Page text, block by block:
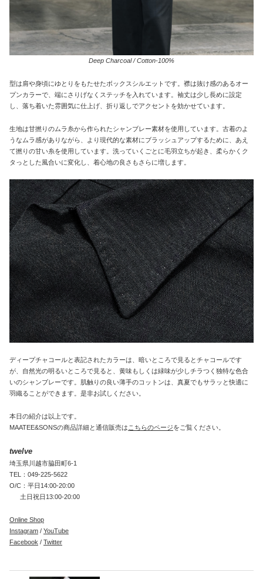
Deep Charcoal / Cotton-100%
型は肩や身頃にゆとりをもたせたボックスシルエットです。襟は抜け感のあるオー
プンカラーで、端にさりげなくステッチを入れています。袖丈は少し長めに設定
し、落ち着いた雰囲気に仕上げ、折り返しでアクセントを効かせています。
生地は甘撚りのムラ糸から作られたシャンブレー素材を使用しています。古着のよ
うなムラ感がありながら、より現代的な素材にブラッシュアップするために、あえ
て撚りの甘い糸を使用しています。洗っていくごとに毛羽立ちが起き、柔らかくク
タっとした風合いに変化し、着心地の良さもさらに増します。
ディープチャコールと表記されたカラーは、暗いところで見るとチャコールです
が、自然光の明るいところで見ると、黄味もしくは緑味が少しチラつく独特な色合
いのシャンブレーです。肌触りの良い薄手のコットンは、真夏でもサラッと快適に
羽織ることができます。是非お試しください。
本日の紹介は以上です。
MAATEE&SONSの商品詳細と通信販売は こちらのページをご覧ください。
twelve
埼玉県川越市脇田町6-1
TEL：049-225-5622
O/C：平日14:00-20:00
土日祝日13:00-20:00
Online Shop
Instagram / YouTube
Facebook / Twitter